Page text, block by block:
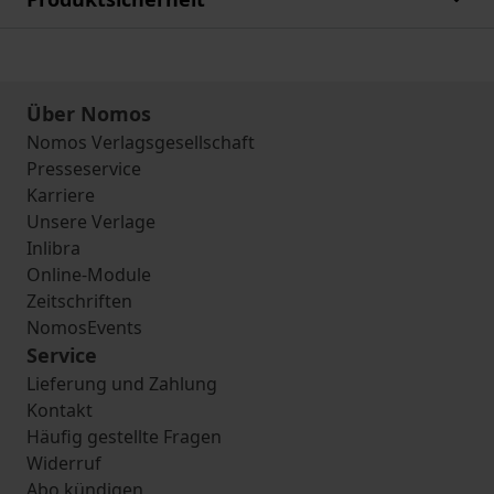
Über Nomos
Nomos Verlagsgesellschaft
Presseservice
Karriere
Unsere Verlage
Inlibra
Online-Module
Zeitschriften
NomosEvents
Service
Lieferung und Zahlung
Kontakt
Häufig gestellte Fragen
Widerruf